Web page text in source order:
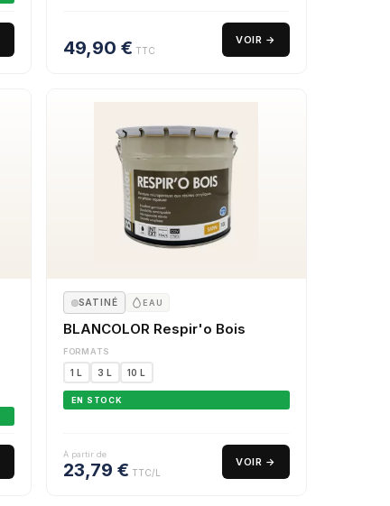
49,90 € TTC
VOIR →
SATINÉ EAU
BLANCOLOR Respir'o Bois
FORMATS
1 L 3 L 10 L
EN STOCK
À partir de
23,79 € TTC/L
VOIR →